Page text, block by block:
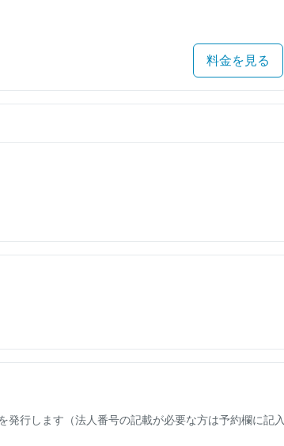
料金を見る
行します（法人番号の記載が必要な方は予約欄に記入